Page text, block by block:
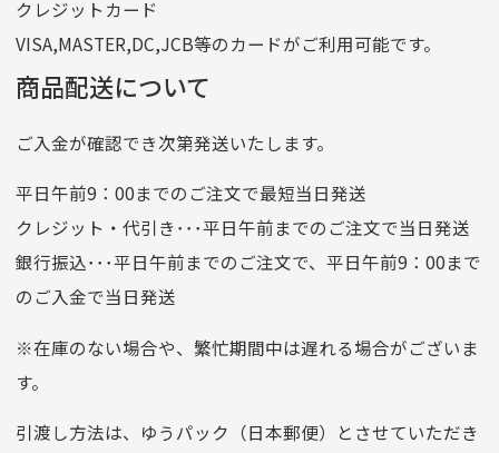
他銀行から
店名
四七八（読みヨンナナハチ）
店番
478
預金種目
普通預金
口座番号
0776226
口座名義
株式会社一条
クレジットカード
選びいただけない場合がございます。
クレジットカード
VISA,MASTER,DC,JCB等のカードがご利用可能です。
商品配送について
ご入金が確認でき次第発送いたします。
平日午前9：00までのご注文で最短当日発送
クレジット・代引き･･･平日午前までのご注文で当日発送
銀行振込･･･平日午前までのご注文で、平日午前9：00まで
のご入金で当日発送
※在庫のない場合や、繁忙期間中は遅れる場合がございま
す。
引渡し方法は、ゆうパック（日本郵便）とさせていただき